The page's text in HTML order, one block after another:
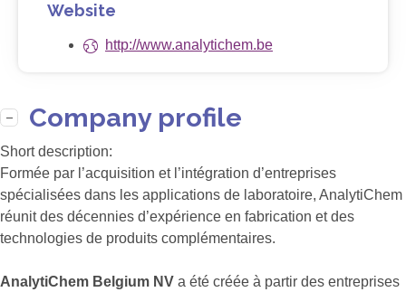
Website
http://www.analytichem.be
Company profile
Short description:
Formée par l’acquisition et l’intégration d’entreprises
spécialisées dans les applications de laboratoire, AnalytiChem
réunit des décennies d’expérience en fabrication et des
technologies de produits complémentaires.
AnalytiChem Belgium NV a été créée à partir des entreprises